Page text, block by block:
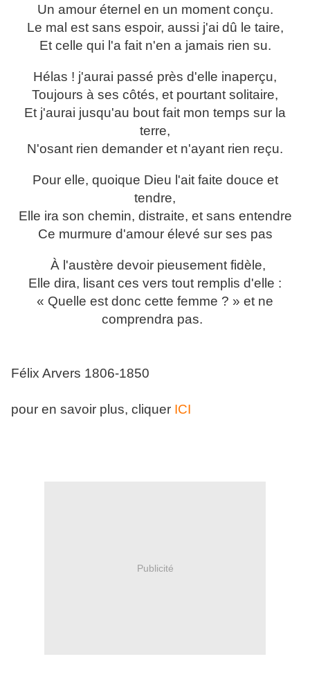
Un amour éternel en un moment conçu.
Le mal est sans espoir, aussi j'ai dû le taire,
Et celle qui l'a fait n'en a jamais rien su.
Hélas ! j'aurai passé près d'elle inaperçu,
Toujours à ses côtés, et pourtant solitaire,
Et j'aurai jusqu'au bout fait mon temps sur la
terre,
N'osant rien demander et n'ayant rien reçu.
Pour elle, quoique Dieu l'ait faite douce et
tendre,
Elle ira son chemin, distraite, et sans entendre
Ce murmure d'amour élevé sur ses pas
À l'austère devoir pieusement fidèle,
Elle dira, lisant ces vers tout remplis d'elle :
« Quelle est donc cette femme ? » et ne
comprendra pas.
Félix Arvers 1806-1850
pour en savoir plus, cliquer ICI
Publicité